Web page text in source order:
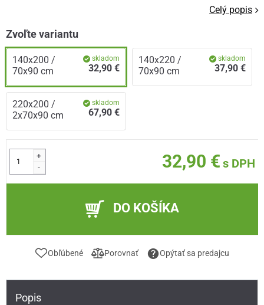
Celý popis
Zvoľte variantu
140x200 /
70x90 cm
skladom
32,90 €
140x220 /
70x90 cm
skladom
37,90 €
220x200 /
2x70x90 cm
skladom
67,90 €
+
-
32,90 € s DPH
DO KOŠÍKA
Obľúbené Porovnať Opýtať sa predajcu
Popis